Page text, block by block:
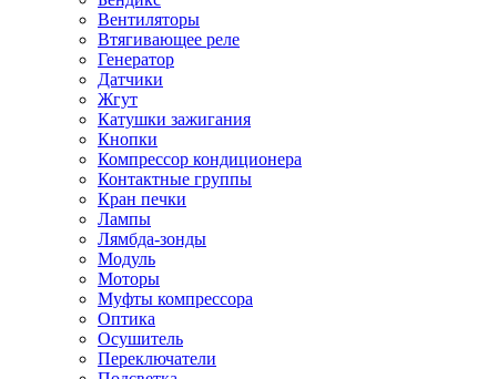
Вентиляторы
Втягивающее реле
Генератор
Датчики
Жгут
Катушки зажигания
Кнопки
Компрессор кондиционера
Контактные группы
Кран печки
Лампы
Лямбда-зонды
Модуль
Моторы
Муфты компрессора
Оптика
Осушитель
Переключатели